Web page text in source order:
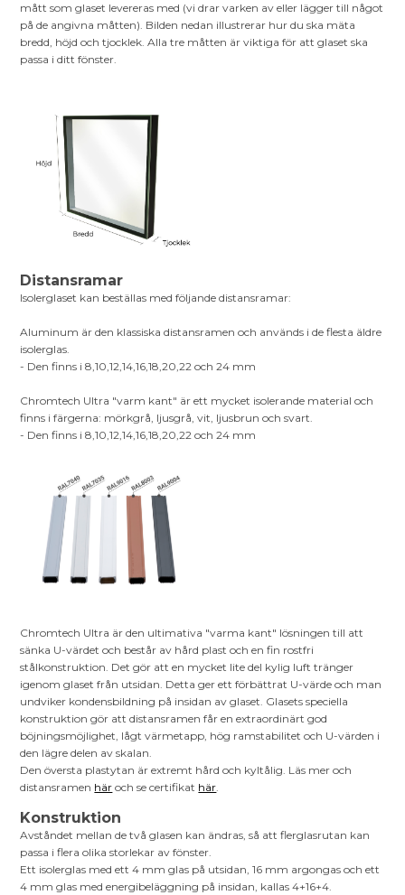
mått som glaset levereras med (vi drar varken av eller lägger till något
på de angivna måtten). Bilden nedan illustrerar hur du ska mäta
bredd, höjd och tjocklek. Alla tre måtten är viktiga för att glaset ska
passa i ditt fönster.
Distansramar
Isolerglaset kan beställas med följande distansramar:
Aluminum är den klassiska distansramen och används i de flesta äldre
isolerglas.
- Den finns i 8,10,12,14,16,18,20,22 och 24 mm
Chromtech Ultra "varm kant" är ett mycket isolerande material och
finns i färgerna: mörkgrå, ljusgrå, vit, ljusbrun och svart.
- Den finns i 8,10,12,14,16,18,20,22 och 24 mm
Chromtech Ultra är den ultimativa "varma kant" lösningen till att
sänka U-värdet och består av hård plast och en fin rostfri
stålkonstruktion. Det gör att en mycket lite del kylig luft tränger
igenom glaset från utsidan. Detta ger ett förbättrat U-värde och man
undviker kondensbildning på insidan av glaset. Glasets speciella
konstruktion gör att distansramen får en extraordinärt god
böjningsmöjlighet, lågt värmetapp, hög ramstabilitet och U-värden i
den lägre delen av skalan.
Den översta plastytan är extremt hård och kyltålig. Läs mer och
distansramen här och se certifikat här.
Konstruktion
Avståndet mellan de två glasen kan ändras, så att flerglasrutan kan
passa i flera olika storlekar av fönster.
Ett isolerglas med ett 4 mm glas på utsidan, 16 mm argongas och ett
4 mm glas med energibeläggning på insidan, kallas 4+16+4.